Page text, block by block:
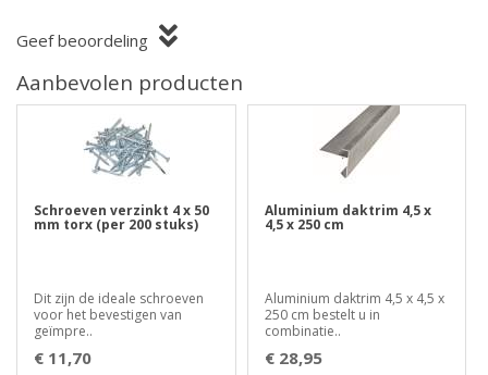
Geef beoordeling
Aanbevolen producten
Schroeven verzinkt 4 x 50
mm torx (per 200 stuks)
Dit zijn de ideale schroeven
voor het bevestigen van
geïmpre..
€ 11,70
Aluminium daktrim 4,5 x
4,5 x 250 cm
Aluminium daktrim 4,5 x 4,5 x
250 cm bestelt u in
combinatie..
€ 28,95